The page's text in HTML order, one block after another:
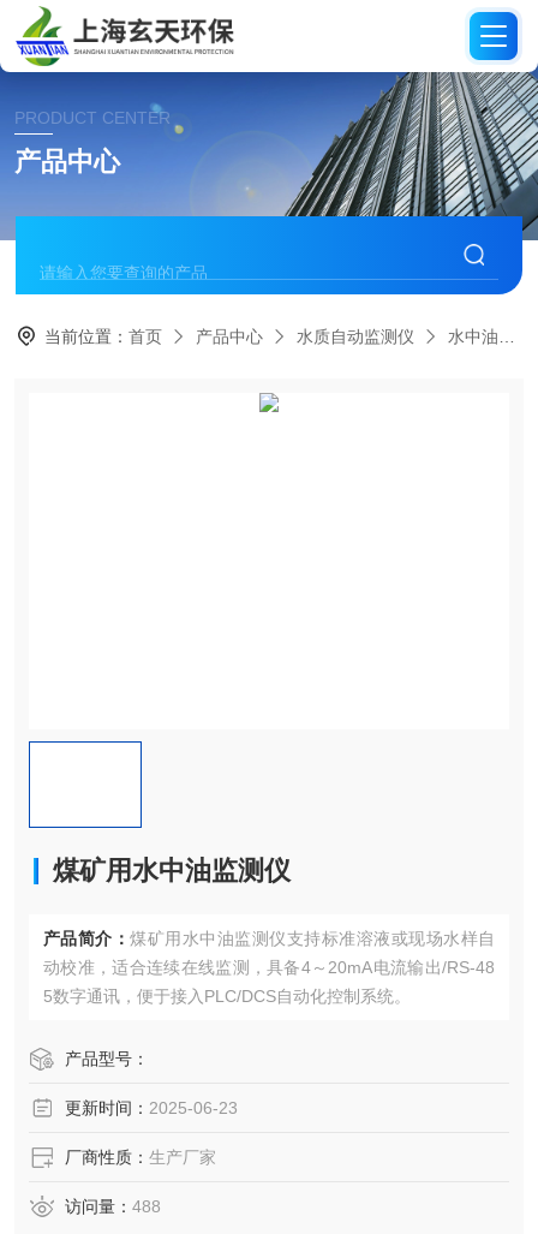
PRODUCT CENTER
产品中心
当前位置：首页 产品中心 水质自动监测仪 水中油分析仪
煤矿用水中油监测仪
产品简介： 煤矿用水中油监测仪支持标准溶液或现场水样自
动校准，适合连续在线监测，具备4～20mA电流输出/RS-48
5数字通讯，便于接入PLC/DCS自动化控制系统。
产品型号：
更新时间： 2025-06-23
厂商性质： 生产厂家
访问量： 488